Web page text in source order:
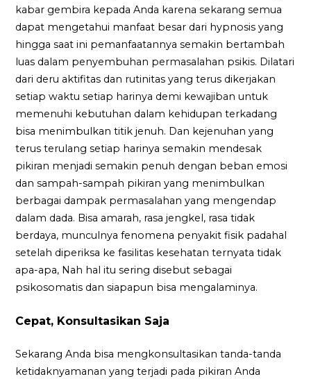
kabar gembira kepada Anda karena sekarang semua
dapat mengetahui manfaat besar dari hypnosis yang
hingga saat ini pemanfaatannya semakin bertambah
luas dalam penyembuhan permasalahan psikis. Dilatari
dari deru aktifitas dan rutinitas yang terus dikerjakan
setiap waktu setiap harinya demi kewajiban untuk
memenuhi kebutuhan dalam kehidupan terkadang
bisa menimbulkan titik jenuh. Dan kejenuhan yang
terus terulang setiap harinya semakin mendesak
pikiran menjadi semakin penuh dengan beban emosi
dan sampah-sampah pikiran yang menimbulkan
berbagai dampak permasalahan yang mengendap
dalam dada. Bisa amarah, rasa jengkel, rasa tidak
berdaya, munculnya fenomena penyakit fisik padahal
setelah diperiksa ke fasilitas kesehatan ternyata tidak
apa-apa, Nah hal itu sering disebut sebagai
psikosomatis dan siapapun bisa mengalaminya.
Cepat, Konsultasikan Saja
Sekarang Anda bisa mengkonsultasikan tanda-tanda
ketidaknyamanan yang terjadi pada pikiran Anda